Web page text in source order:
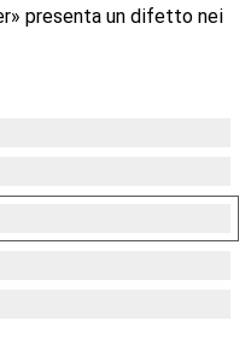
presenta un difetto nei